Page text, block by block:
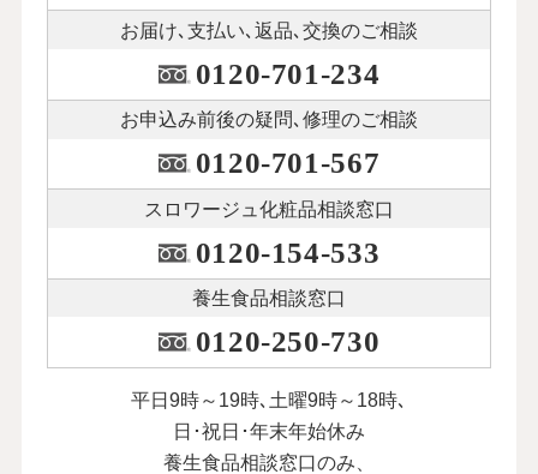
お届け､支払い､ 返品､交換のご相談
0120-701-234
お申込み前後の疑問､修理のご相談
0120-701-567
スロワージュ化粧品相談窓口
0120-154-533
養生食品相談窓口
0120-250-730
平日9時～19時､土曜9時～18時､
日･祝日･年末年始休み
養生食品相談窓口のみ、